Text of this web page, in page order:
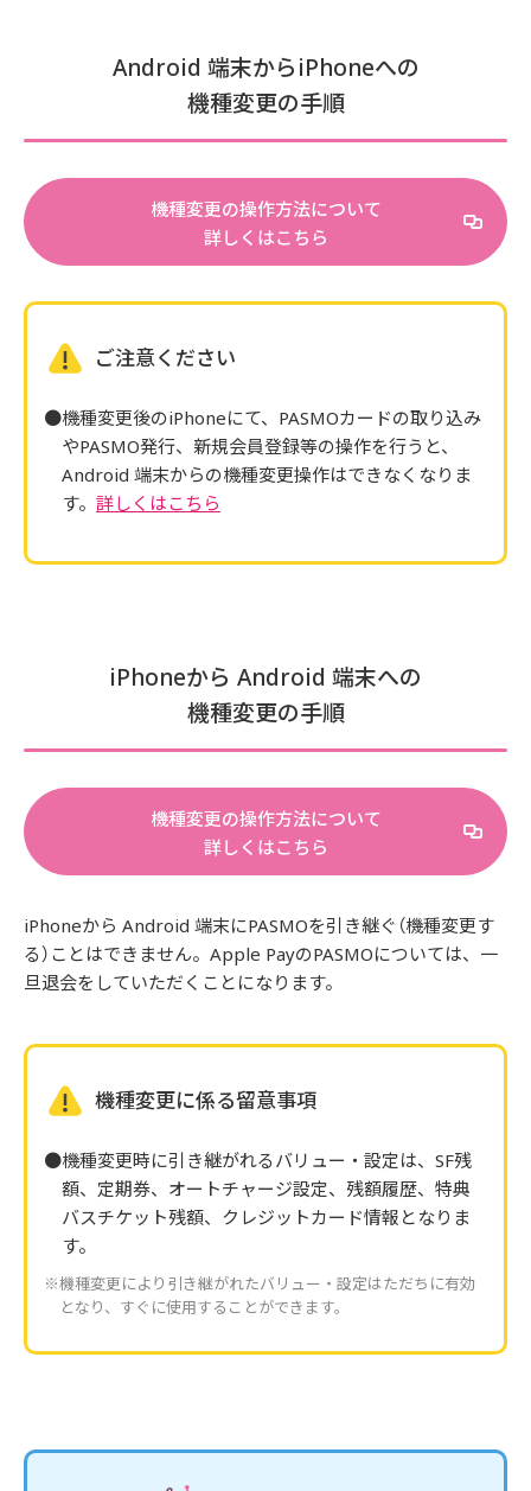
Android 端末からiPhoneへの
機種変更の手順
機種変更の操作方法について
詳しくはこちら
ご注意ください
機種変更後のiPhoneにて、PASMOカードの取り込み
やPASMO発行、新規会員登録等の操作を行うと、
Android 端末からの機種変更操作はできなくなりま
す。 詳しくはこちら
iPhoneから Android 端末への
機種変更の手順
機種変更の操作方法について
詳しくはこちら
iPhoneから Android 端末にPASMOを引き継ぐ（機種変更す
る）ことはできません。Apple PayのPASMOについては、一
旦退会をしていただくことになります。
機種変更に係る留意事項
機種変更時に引き継がれるバリュー・設定は、SF残
額、定期券、オートチャージ設定、残額履歴、特典
バスチケット残額、クレジットカード情報となりま
す。
※機種変更により引き継がれたバリュー・設定はただちに有効
となり、すぐに使用することができます。